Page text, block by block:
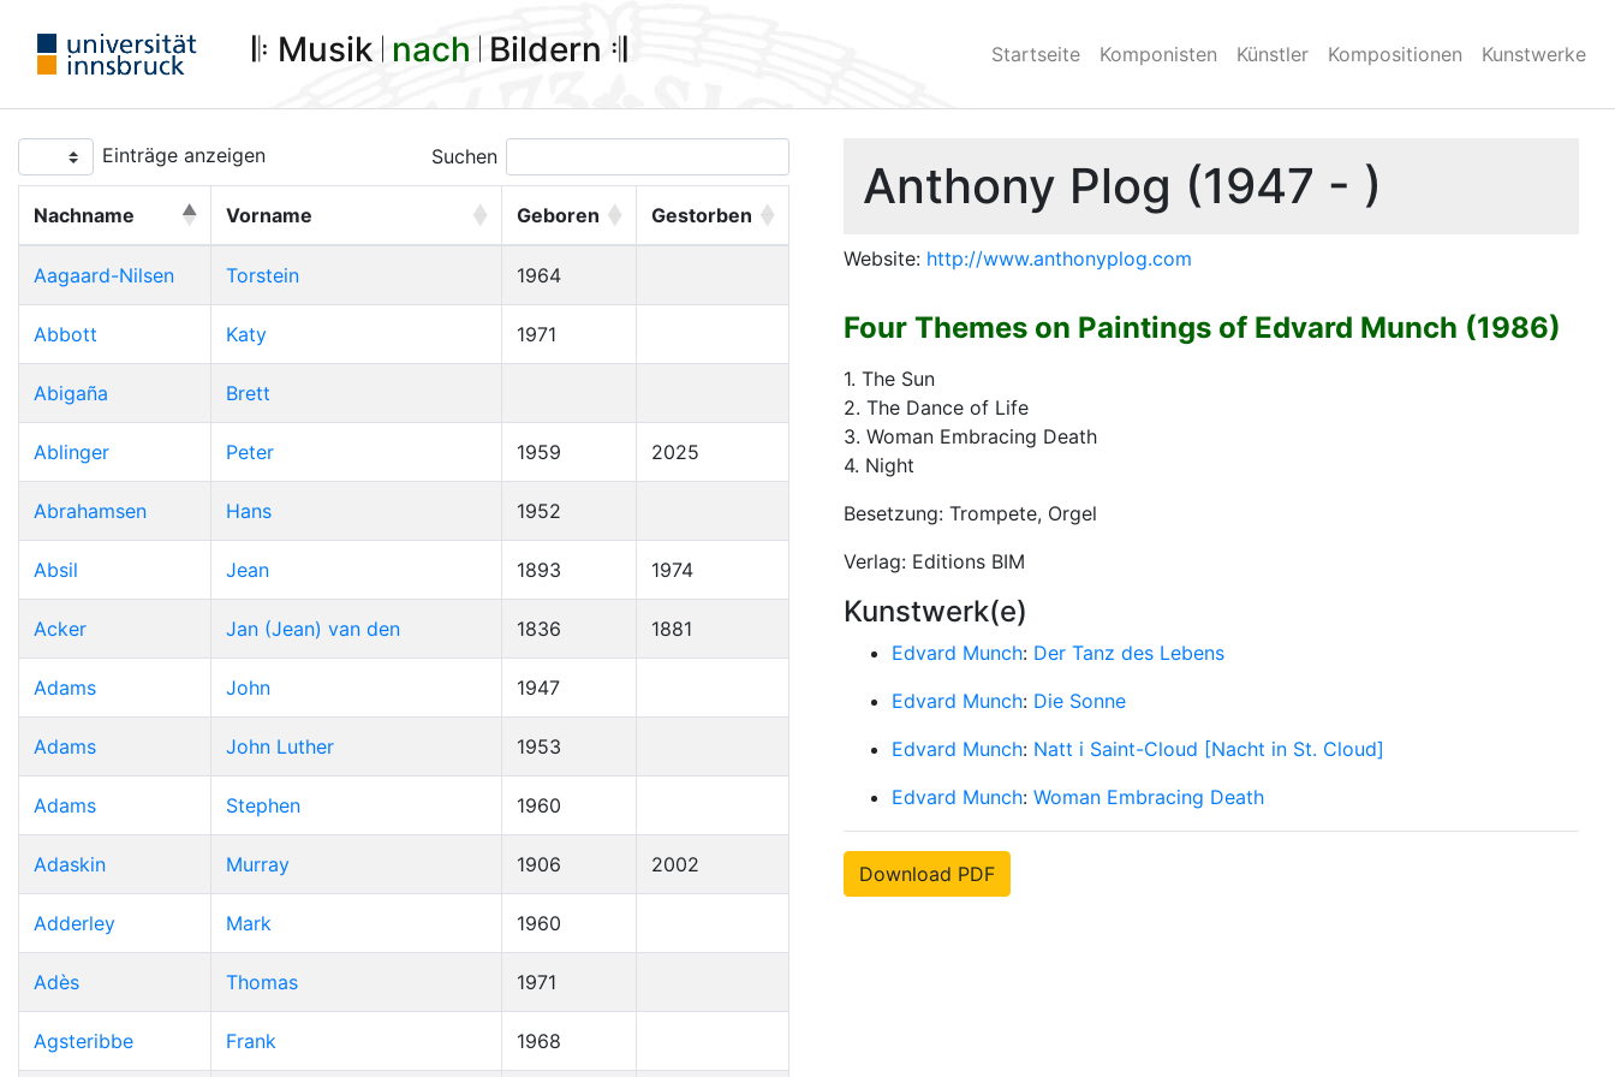
𝄆 Musik 𝄀 nach 𝄀 Bildern 𝄇 Startseite Komponisten Künstler Kompositionen Kunstwerke
Einträge anzeigen Suchen
Nachname Vorname Geboren Gestorben
Aagaard-Nilsen Torstein 1964
Abbott Katy 1971
Abigaña Brett
Ablinger Peter 1959 2025
Abrahamsen Hans 1952
Absil Jean 1893 1974
Acker Jan (Jean) van den 1836 1881
Adams John 1947
Adams John Luther 1953
Adams Stephen 1960
Adaskin Murray 1906 2002
Adderley Mark 1960
Adès Thomas 1971
Agsteribbe Frank 1968
Anthony Plog (1947 - )
Website: http://www.anthonyplog.com
Four Themes on Paintings of Edvard Munch (1986)
1. The Sun
2. The Dance of Life
3. Woman Embracing Death
4. Night
Besetzung: Trompete, Orgel
Verlag: Editions BIM
Kunstwerk(e)
Edvard Munch: Der Tanz des Lebens
Edvard Munch: Die Sonne
Edvard Munch: Natt i Saint-Cloud [Nacht in St. Cloud]
Edvard Munch: Woman Embracing Death
Download PDF